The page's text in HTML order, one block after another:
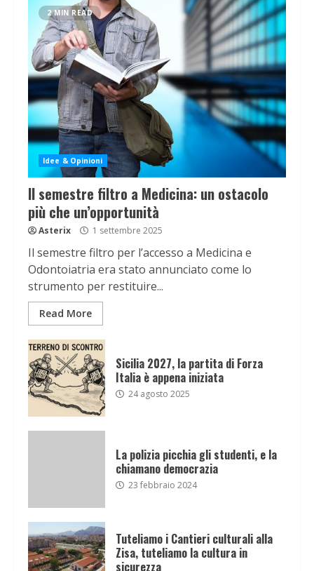
2 MIN READ
Idee & Opinioni
Il semestre filtro a Medicina: un ostacolo
più che un’opportunità
Asterix 1 settembre 2025
Il semestre filtro per l’accesso a Medicina e
Odontoiatria era stato annunciato come lo
strumento per restituire...
Read More
Sicilia 2027, la partita di Forza
Italia è appena iniziata
24 agosto 2025
La polizia picchia gli studenti, e la
chiamano democrazia
23 febbraio 2024
Tuteliamo i Cantieri culturali alla
Zisa, tuteliamo la cultura in
sicurezza